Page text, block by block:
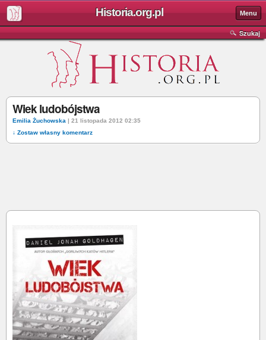
Historia.org.pl Menu
Szukaj
Wiek ludobójstwa
Emilia Żuchowska | 21 listopada 2012 02:35
↓ Zostaw własny komentarz